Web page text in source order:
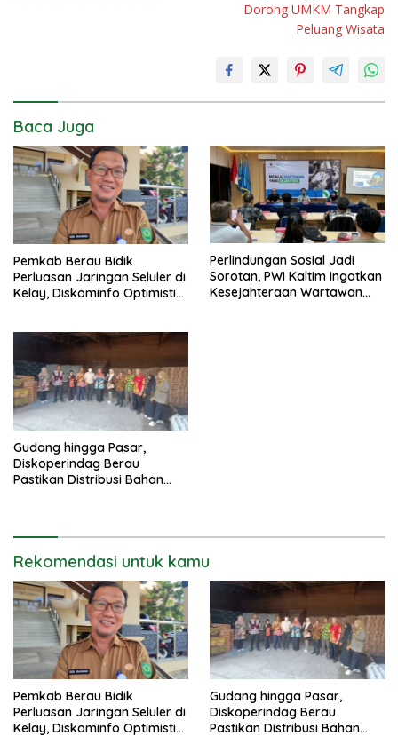
Dorong UMKM Tangkap
Peluang Wisata
Baca Juga
Pemkab Berau Bidik
Perluasan Jaringan Seluler di
Kelay, Diskominfo Optimistis
Perlindungan Sosial Jadi
Sorotan, PWI Kaltim Ingatkan
Kesejahteraan Wartawan
Gudang hingga Pasar,
Diskoperindag Berau
Pastikan Distribusi Bahan
Rekomendasi untuk kamu
Pemkab Berau Bidik
Perluasan Jaringan Seluler di
Kelay, Diskominfo Optimistis
Gudang hingga Pasar,
Diskoperindag Berau
Pastikan Distribusi Bahan